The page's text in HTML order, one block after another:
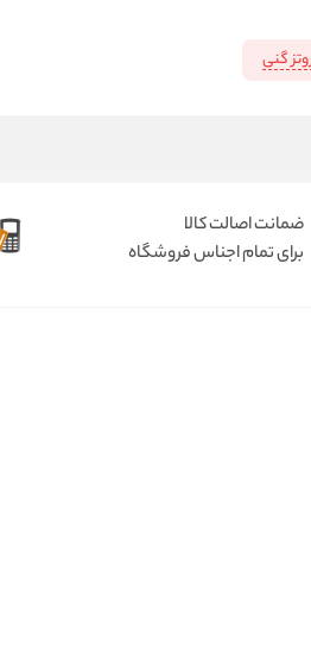
گنی
ضمانت اصالت کالا
برای تمام اجناس فروشگاه